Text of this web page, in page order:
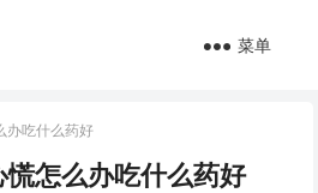
菜单
办吃什么药好
怎么办吃什么药好